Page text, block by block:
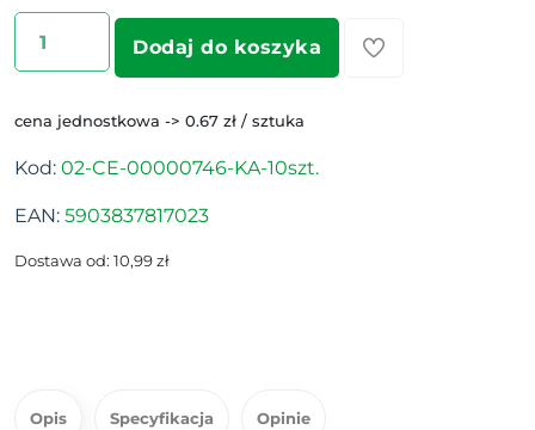
Dodaj do koszyka
cena jednostkowa -> 0.67 zł / sztuka
Kod: 02-CE-00000746-KA-10szt.
EAN: 5903837817023
Dostawa od: 10,99 zł
Opis Specyfikacja Opinie